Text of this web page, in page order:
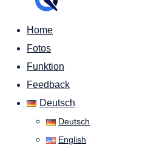
Home
Fotos
Funktion
Feedback
Deutsch
Deutsch
English